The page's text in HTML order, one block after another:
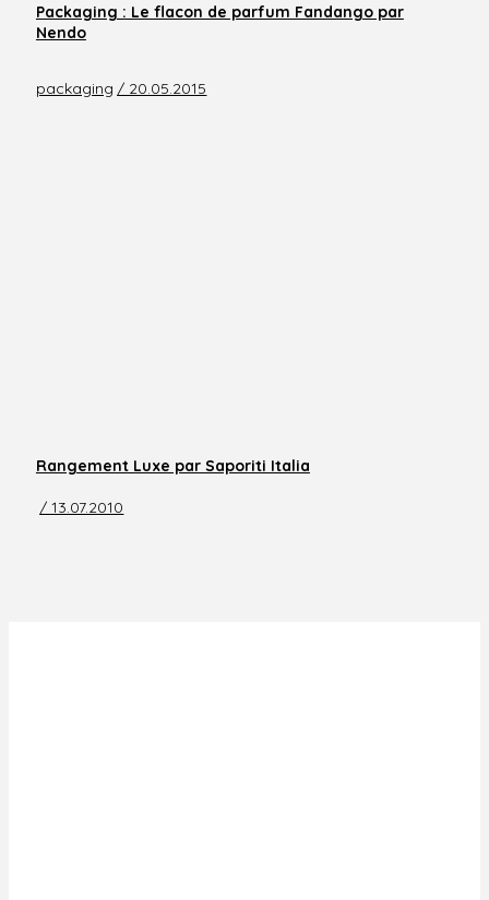
Packaging : Le flacon de parfum Fandango par
Nendo
packaging / 20.05.2015
Rangement Luxe par Saporiti Italia
/ 13.07.2010